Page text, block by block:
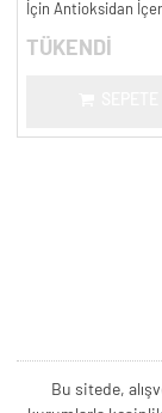
İçin Antioksidan
TÜKENDİ
Bu sitede,